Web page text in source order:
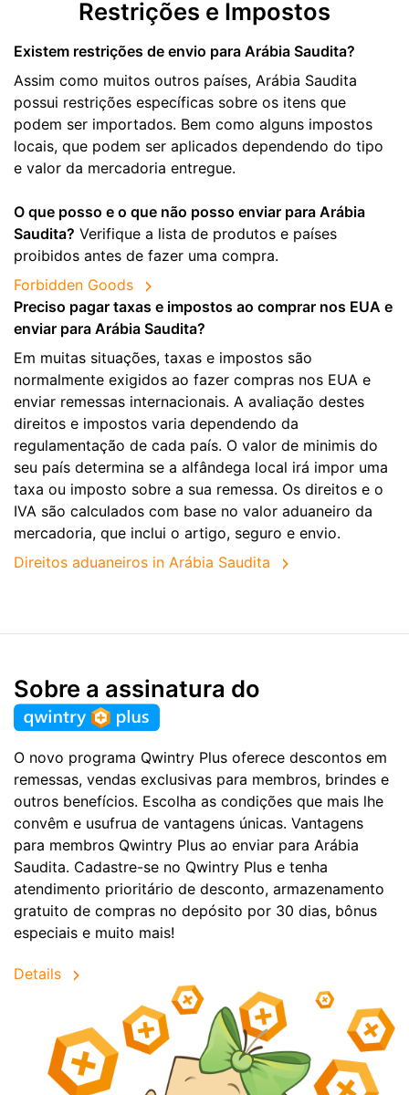
Restrições e Impostos
Existem restrições de envio para Arábia Saudita?
Assim como muitos outros países, Arábia Saudita
possui restrições específicas sobre os itens que
podem ser importados. Bem como alguns impostos
locais, que podem ser aplicados dependendo do tipo
e valor da mercadoria entregue.
O que posso e o que não posso enviar para Arábia
Saudita? Verifique a lista de produtos e países
proibidos antes de fazer uma compra.
Forbidden Goods
Preciso pagar taxas e impostos ao comprar nos EUA e
enviar para Arábia Saudita?
Em muitas situações, taxas e impostos são
normalmente exigidos ao fazer compras nos EUA e
enviar remessas internacionais. A avaliação destes
direitos e impostos varia dependendo da
regulamentação de cada país. O valor de minimis do
seu país determina se a alfândega local irá impor uma
taxa ou imposto sobre a sua remessa. Os direitos e o
IVA são calculados com base no valor aduaneiro da
mercadoria, que inclui o artigo, seguro e envio.
Direitos aduaneiros in Arábia Saudita
Sobre a assinatura do
O novo programa Qwintry Plus oferece descontos em
remessas, vendas exclusivas para membros, brindes e
outros benefícios. Escolha as condições que mais lhe
convêm e usufrua de vantagens únicas. Vantagens
para membros Qwintry Plus ao enviar para Arábia
Saudita. Cadastre-se no Qwintry Plus e tenha
atendimento prioritário de desconto, armazenamento
gratuito de compras no depósito por 30 dias, bônus
especiais e muito mais!
Details